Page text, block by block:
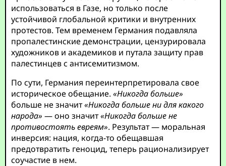
использоваться в Газе, но только после
устойчивой глобальной критики и внутренних
протестов. Тем временем Германия подавляла
пропалестинские демонстрации, цензурировала
художников и академиков и путала защиту прав
палестинцев с антисемитизмом.
По сути, Германия переинтерпретировала свое
историческое обещание.«Никогда больше»
больше не значит«Никогда больше ни для какого
народа» — оно значит«Никогда больше не
противостоять евреям». Результат — моральная
инверсия: нация, когда-то обещавшая
предотвратить геноцид, теперь рационализирует
соучастие в нем.